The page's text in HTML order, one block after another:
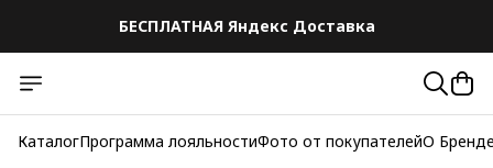
БЕСПЛАТНАЯ Яндекс Доставка
КаталогПрограмма лояльностиФото от покупателейО